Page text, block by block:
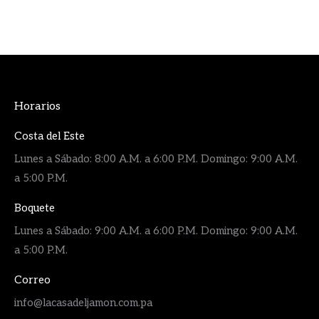
Horarios
Costa del Este
Lunes a Sábado: 8:00 A.M. a 6:00 P.M. Domingo: 9:00 A.M.
a 5:00 P.M.
Boquete
Lunes a Sábado: 9:00 A.M. a 6:00 P.M. Domingo: 9:00 A.M.
a 5:00 P.M.
Correo
info@lacasadeljamon.com.pa